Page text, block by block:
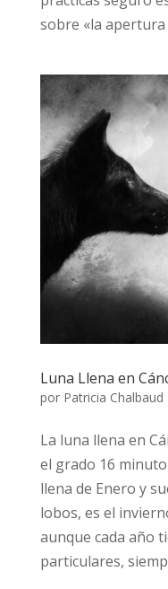
sobre «la apertura
Luna Llena en
por Patricia Chalbaud
La luna llena en
el grado 16
llena de Enero y
lobos, es el
aunque cada año
particulares,